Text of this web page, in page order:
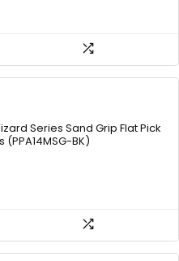
Series Sand Grip Flat Pick
(PPA14MSG-BK)